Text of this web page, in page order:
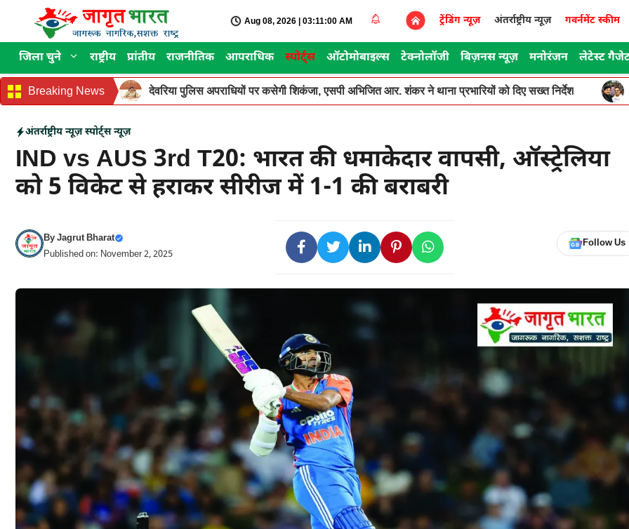
content
Aug 08, 2026 | 03:11:00 AM ट्रेंडिंग न्यूज़ अंतर्राष्ट्रीय न्यूज़ गवर्नमेंट स्कीम
जिला चुने राष्ट्रीय प्रांतीय राजनीतिक आपराधिक स्पोर्ट्स ऑटोमोबाइल्स टेक्नोलॉजी बिज़नस न्यूज़ मनोरंजन लेटेस्ट
Breaking News देवरिया पुलिस अपराधियों पर कसेगी शिकंजा, एसपी अभिजित आर. शंकर ने थाना प्रभारियों को दिए सख्त निर्देश
अंतर्राष्ट्रीय न्यूज़ स्पोर्ट्स न्यूज़
IND vs AUS 3rd T20: भारत की धमाकेदार वापसी, ऑस्ट्रेलिया
को 5 विकेट से हराकर सीरीज में 1-1 की बराबरी
ByJagrut Bharat
Published on: November 2, 2025
Follow Us